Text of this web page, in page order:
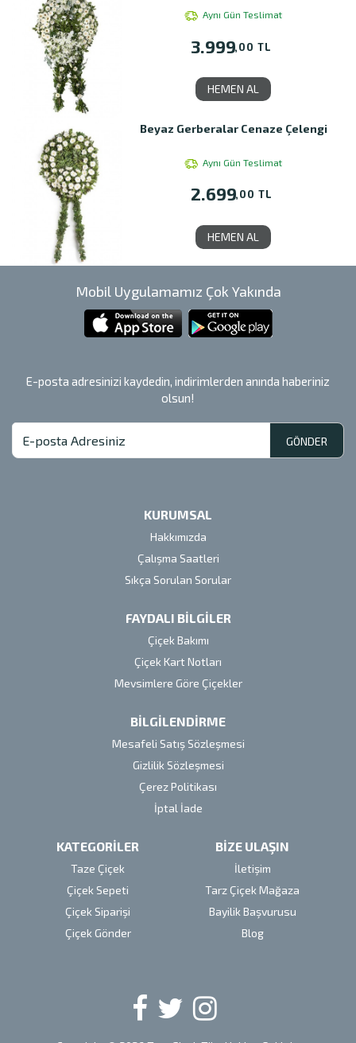
Aynı Gün Teslimat
3.999,00 TL
HEMEN AL
Beyaz Gerberalar Cenaze Çelengi
Aynı Gün Teslimat
2.699,00 TL
HEMEN AL
Mobil Uygulamamız Çok Yakında
E-posta adresinizi kaydedin, indirimlerden anında haberiniz
olsun!
GÖNDER
KURUMSAL
Hakkımızda
Çalışma Saatleri
Sıkça Sorulan Sorular
FAYDALI BİLGİLER
Çiçek Bakımı
Çiçek Kart Notları
Mevsimlere Göre Çiçekler
BİLGİLENDİRME
Mesafeli Satış Sözleşmesi
Gizlilik Sözleşmesi
Çerez Politikası
İptal İade
KATEGORİLER
Taze Çiçek
Çiçek Sepeti
Çiçek Siparişi
Çiçek Gönder
BİZE ULAŞIN
İletişim
Tarz Çiçek Mağaza
Bayilik Başvurusu
Blog